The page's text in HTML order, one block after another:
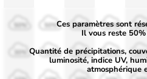
50%
30%
50%
30%
50%
30%
Ces paramètres sont
Il vous reste
Quantité de précipitations,
luminosité, indice UV,
atmosphérique